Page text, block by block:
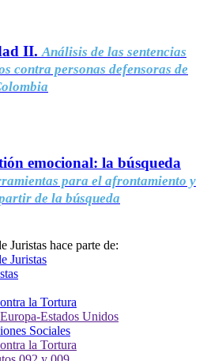
II. Análisis de las sentencias
contra personas defensoras de
emocional: la búsqueda
para el afrontamiento y
de la búsqueda
Juristas hace parte de: